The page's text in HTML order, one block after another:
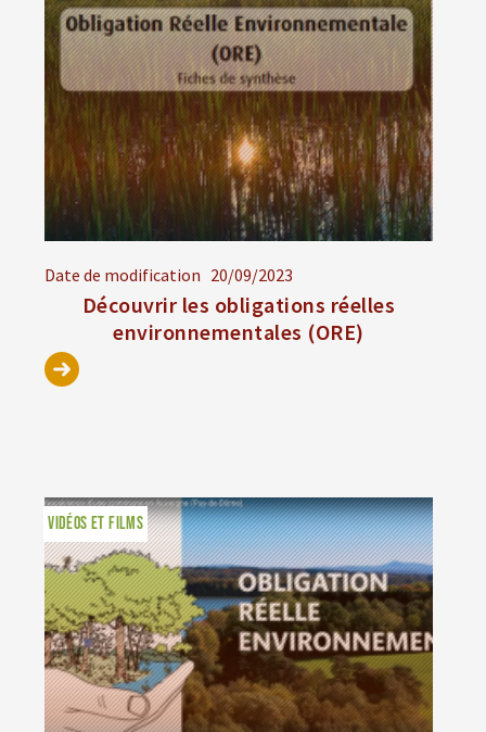
Date de modification 20/09/2023
Découvrir les obligations réelles
environnementales (ORE)
VIDÉOS ET FILMS